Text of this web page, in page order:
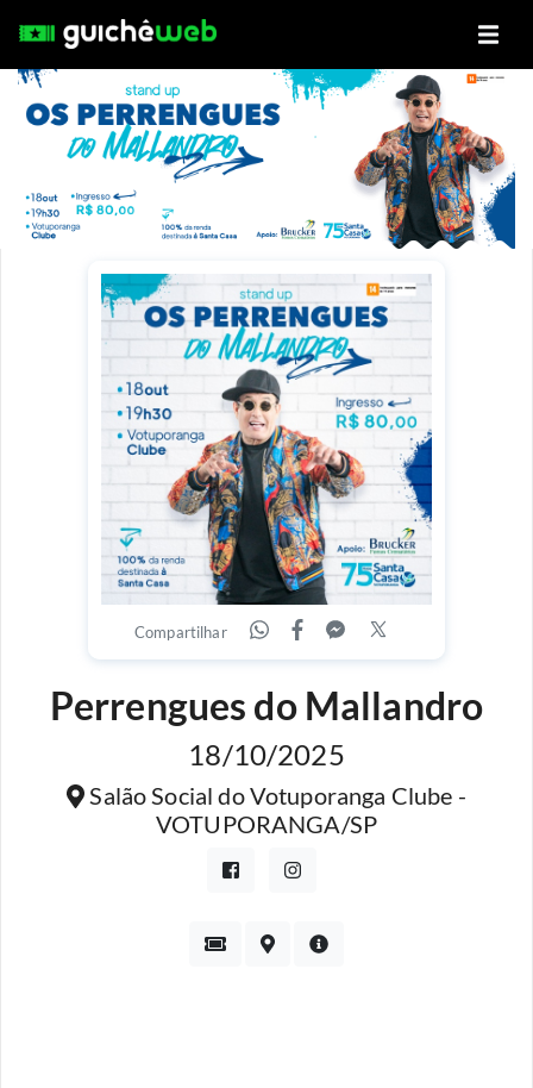
Compartilhar
Perrengues do Mallandro
18/10/2025
Salão Social do Votuporanga Clube -
VOTUPORANGA/SP